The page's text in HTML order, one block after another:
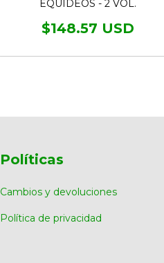
EQUÍDEOS - 2 VOL.
$148.57 USD
Políticas
Cambios y devoluciones
Política de privacidad